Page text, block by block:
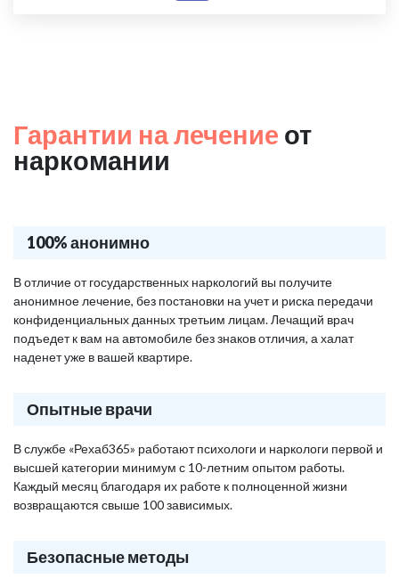
Гарантии на лечение от
наркомании
100% анонимно
В отличие от государственных наркологий вы получите
анонимное лечение, без постановки на учет и риска передачи
конфиденциальных данных третьим лицам. Лечащий врач
подъедет к вам на автомобиле без знаков отличия, а халат
наденет уже в вашей квартире.
Опытные врачи
В службе «Рехаб365» работают психологи и наркологи первой и
высшей категории минимум с 10-летним опытом работы.
Каждый месяц благодаря их работе к полноценной жизни
возвращаются свыше 100 зависимых.
Безопасные методы